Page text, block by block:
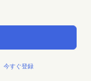
今すぐ登録